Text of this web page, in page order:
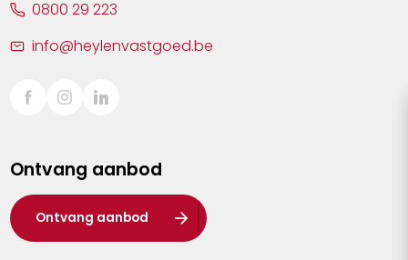
Sint-Truiden
Waasland
Wuustwezel
Zoersel
0800 29 223
info@heylenvastgoed.be
Ontvang aanbod
Ontvang aanbod